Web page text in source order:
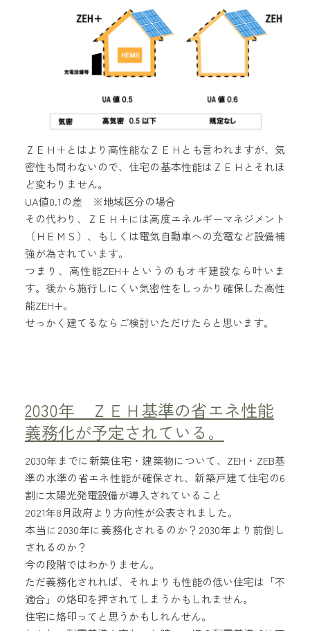
ＺＥＨ＋とはより高性能なＺＥＨとも言われますが、気
密性も問わないので、住宅の基本性能はＺＥＨとそれほ
ど変わりません。
UA値0.1の差 ※地域区分の場合
その代わり、ＺＥＨ＋には高度エネルギーマネジメント
（ＨＥＭＳ）、もしくは電気自動車への充電など設備補
強が為されています。
つまり、高性能ZEH+というのもオギ建設なら叶いま
す。後から施行しにくい気密性をしっかり確保した高性
能ZEH+。
せっかく建てるならご検討いただけたらと思います。
2030年 ＺＥＨ基準の省エネ性能
義務化が予定されている。
2030年までに新築住宅・建築物について、ZEH・ZEB基
準の水準の省エネ性能が確保され、新築戸建て住宅の6
割に太陽光発電設備が導入されていること
2021年8月政府より方向性が公表されました。
本当に2030年に義務化されるのか？2030年より前倒し
されるのか？
今の段階ではわかりません。
ただ義務化されれば、それよりも性能の低い住宅は「不
適合」の烙印を押されてしまうかもしれません。
住宅に烙印ってと思うかもしれんせん。